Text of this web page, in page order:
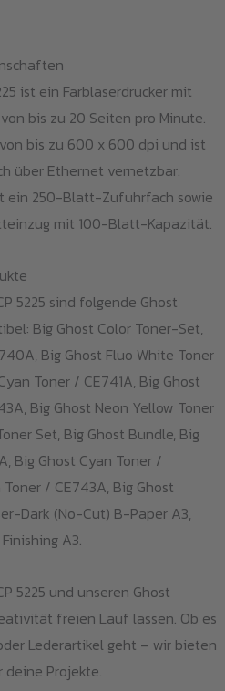
ist ein Farblaserdrucker mit
bis zu 20 Seiten pro Minute.
bis zu 600 x 600 dpi und ist
über Ethernet vernetzbar.
ein 250-Blatt-Zufuhrfach sowie
mit 100-Blatt-Kapazität.
5225 sind folgende Ghost
Big Ghost Color Toner-Set,
Big Ghost Fluo White Toner
Toner / CE741A, Big Ghost
Big Ghost Neon Yellow Toner
Set, Big Ghost Bundle, Big
Big Ghost Cyan Toner /
/ CE743A, Big Ghost
Dark (No-Cut) B-Paper A3,
A3.
5225 und unseren Ghost
freien Lauf lassen. Ob es
Lederartikel geht – wir bieten
Projekte.